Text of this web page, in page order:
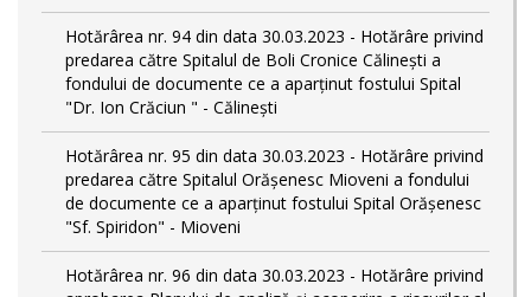
Hotărârea nr. 94 din data 30.03.2023 - Hotărâre privind
predarea către Spitalul de Boli Cronice Călinești a
fondului de documente ce a aparținut fostului Spital
"Dr. Ion Crăciun " - Călinești
Hotărârea nr. 95 din data 30.03.2023 - Hotărâre privind
predarea către Spitalul Orășenesc Mioveni a fondului
de documente ce a aparținut fostului Spital Orășenesc
"Sf. Spiridon" - Mioveni
Hotărârea nr. 96 din data 30.03.2023 - Hotărâre privind